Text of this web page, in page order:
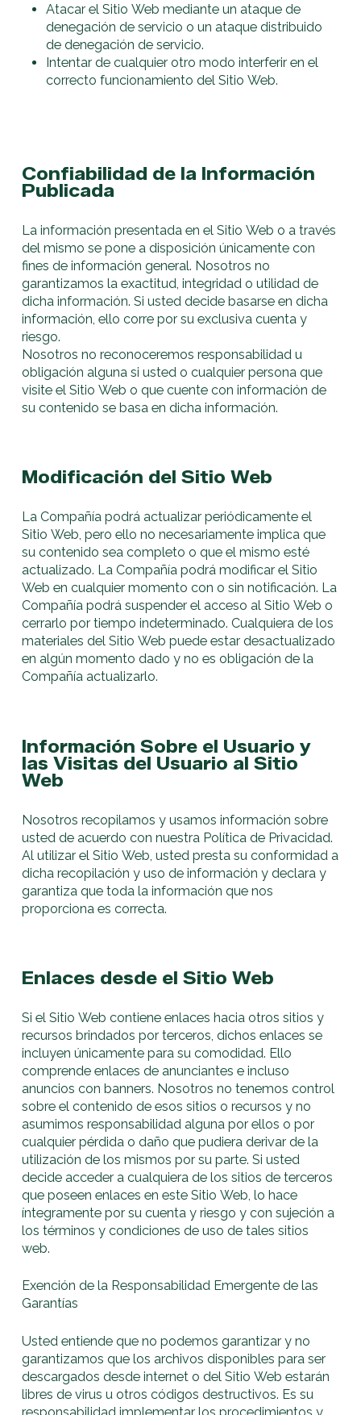
Atacar el Sitio Web mediante un ataque de
denegación de servicio o un ataque distribuido
de denegación de servicio.
Intentar de cualquier otro modo interferir en el
correcto funcionamiento del Sitio Web.
Confiabilidad de la Información
Publicada
La información presentada en el Sitio Web o a través
del mismo se pone a disposición únicamente con
fines de información general. Nosotros no
garantizamos la exactitud, integridad o utilidad de
dicha información. Si usted decide basarse en dicha
información, ello corre por su exclusiva cuenta y
riesgo.
Nosotros no reconoceremos responsabilidad u
obligación alguna si usted o cualquier persona que
visite el Sitio Web o que cuente con información de
su contenido se basa en dicha información.
Modificación del Sitio Web
La Compañía podrá actualizar periódicamente el
Sitio Web, pero ello no necesariamente implica que
su contenido sea completo o que el mismo esté
actualizado. La Compañía podrá modificar el Sitio
Web en cualquier momento con o sin notificación. La
Compañía podrá suspender el acceso al Sitio Web o
cerrarlo por tiempo indeterminado. Cualquiera de los
materiales del Sitio Web puede estar desactualizado
en algún momento dado y no es obligación de la
Compañía actualizarlo.
Información Sobre el Usuario y
las Visitas del Usuario al Sitio
Web
Nosotros recopilamos y usamos información sobre
usted de acuerdo con nuestra Política de Privacidad.
Al utilizar el Sitio Web, usted presta su conformidad a
dicha recopilación y uso de información y declara y
garantiza que toda la información que nos
proporciona es correcta.
Enlaces desde el Sitio Web
Si el Sitio Web contiene enlaces hacia otros sitios y
recursos brindados por terceros, dichos enlaces se
incluyen únicamente para su comodidad. Ello
comprende enlaces de anunciantes e incluso
anuncios con banners. Nosotros no tenemos control
sobre el contenido de esos sitios o recursos y no
asumimos responsabilidad alguna por ellos o por
cualquier pérdida o daño que pudiera derivar de la
utilización de los mismos por su parte. Si usted
decide acceder a cualquiera de los sitios de terceros
que poseen enlaces en este Sitio Web, lo hace
íntegramente por su cuenta y riesgo y con sujeción a
los términos y condiciones de uso de tales sitios
web.
Exención de la Responsabilidad Emergente de las
Garantías
Usted entiende que no podemos garantizar y no
garantizamos que los archivos disponibles para ser
descargados desde internet o del Sitio Web estarán
libres de virus u otros códigos destructivos. Es su
responsabilidad implementar los procedimientos y